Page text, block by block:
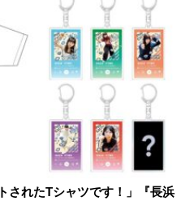
されたTシャツです！」『長浜